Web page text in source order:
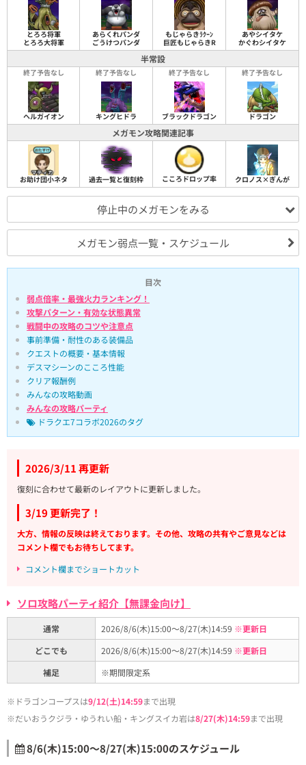
とろろ将軍
とろろ大将軍
あらくれパンダ
ごうけつパンダ
もじゃらきﾗｸｰﾝ
巨匠もじゃらきR
あやシイタケ
かぐわシイタケ
半常設
終了予告なし
ヘルガイオン
終了予告なし
キングヒドラ
終了予告なし
ブラックドラゴン
終了予告なし
ドラゴン
メガモン攻略関連記事
お助け団小ネタ 過去一覧と復刻枠 こころドロップ率 クロノス×ぎんが
停止中のメガモンをみる
メガモン弱点一覧・スケジュール
目次
弱点倍率・最強火力ランキング！
攻撃パターン・有効な状態異常
戦闘中の攻略のコツや注意点
事前準備・耐性のある装備品
クエストの概要・基本情報
デスマシーンのこころ性能
クリア報酬例
みんなの攻略動画
みんなの攻略パーティ
ドラクエ7コラボ2026のタグ
2026/3/11 再更新
復刻に合わせて最新のレイアウトに更新しました。
3/19 更新完了！
大方、情報の反映は終えております。その他、攻略の共有やご意見などは
コメント欄でもお待ちしてます。
コメント欄までショートカット
ソロ攻略パーティ紹介【無課金向け】
通常 2026/8/6(木)15:00～8/27(木)14:59 ※更新日
どこでも
2026/8/6(木)15:00～8/27(木)14:59 ※更新日
補足
※期間限定系
※ドラゴンコープスは9/12(土)14:59まで出現
※だいおうクジラ・ゆうれい船・キングスイカ岩は8/27(木)14:59まで出現
8/6(木)15:00～8/27(木)15:00のスケジュール